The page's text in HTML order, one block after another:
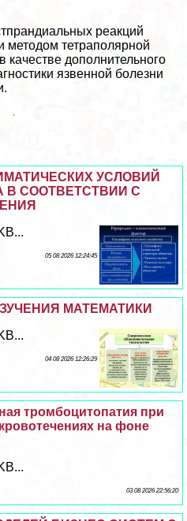
реакций
методом тетраполярной
дополнительного
язвенной болезни
УСЛОВИЙ
В СООТВЕТСТВИИ С
05 08 2026 12:24:45
МАТЕМАТИКИ
04 08 2026 12:26:29
тромбоцитопатия при
на фоне
03 08 2026 22:56:20